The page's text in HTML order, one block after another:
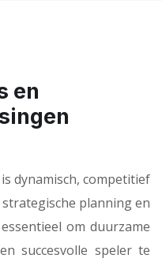
en
dynamisch, competitief
planning en
om duurzame
succesvolle speler te